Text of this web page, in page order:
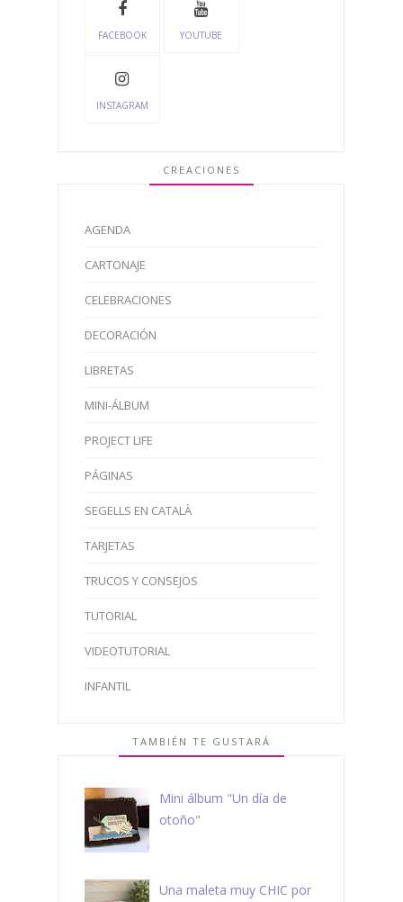
FACEBOOK YOUTUBE
INSTAGRAM
CREACIONES
AGENDA
CARTONAJE
CELEBRACIONES
DECORACIÓN
LIBRETAS
MINI-ÁLBUM
PROJECT LIFE
PÁGINAS
SEGELLS EN CATALÀ
TARJETAS
TRUCOS Y CONSEJOS
TUTORIAL
VIDEOTUTORIAL
INFANTIL
TAMBIÉN TE GUSTARÁ
Mini álbum "Un día de
otoño"
Una maleta muy CHIC por